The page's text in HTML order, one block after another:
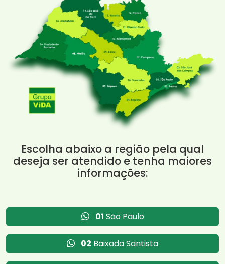
Escolha abaixo a região pela qual
deseja ser atendido e tenha maiores
informações:
01 São Paulo
02 Baixada Santista